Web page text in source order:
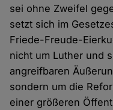
sei ohne Zweifel
setzt sich im
Friede-Freude-
nicht um Luther und
angreifbaren
sondern um die
einer größeren